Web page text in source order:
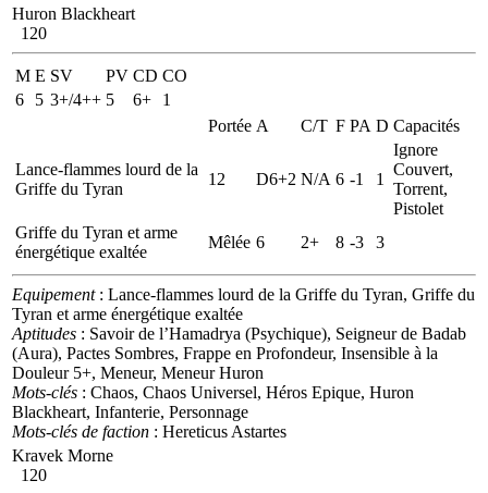
Huron Blackheart
120
M E SV PV CD CO
6
5 3+/4++ 5 6+
1
Portée A C/T F PA D Capacités
Lance-flammes lourd de la
Griffe du Tyran
12 D6+2 N/A 6 -1 1
Ignore
Couvert,
Torrent,
Pistolet
Griffe du Tyran et arme
énergétique exaltée
Mêlée 6 2+ 8 -3 3
Equipement: Lance-flammes lourd de la Griffe du Tyran, Griffe du
Tyran et arme énergétique exaltée
Aptitudes : Savoir de l’Hamadrya (Psychique), Seigneur de Badab
(Aura), Pactes Sombres, Frappe en Profondeur, Insensible à la
Douleur 5+, Meneur, Meneur Huron
Mots-clés : Chaos, Chaos Universel, Héros Epique, Huron
Blackheart, Infanterie, Personnage
Mots-clés de faction : Hereticus Astartes
Kravek Morne
120